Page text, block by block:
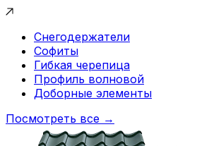
Снегодержатели
Софиты
Гибкая черепица
Профиль волновой
Доборные элементы
Посмотреть все →